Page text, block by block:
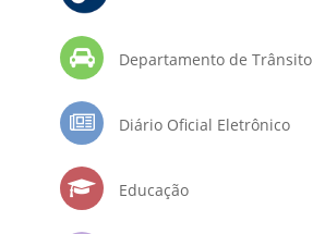
Departamento de Trânsito
Diário Oficial Eletrônico
Educação